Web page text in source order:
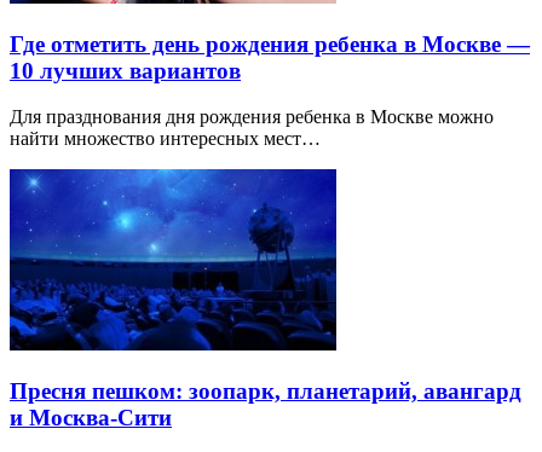
Где отметить день рождения ребенка в Москве —
10 лучших вариантов
Для празднования дня рождения ребенка в Москве можно
найти множество интересных мест…
Пресня пешком: зоопарк, планетарий, авангард
и Москва-Сити